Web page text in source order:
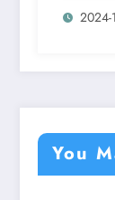
2024-
You